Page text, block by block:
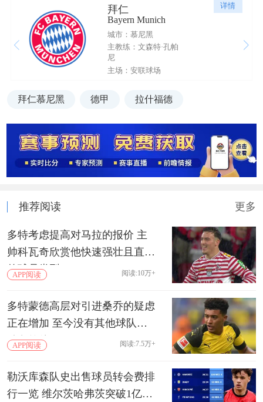
详情
拜仁
Bayern Munich
城市：慕尼黑
主教练：文森特·孔帕
尼
主场：安联球场
拜仁慕尼黑 德甲 拉什福德
推荐阅读 更多
多特考虑提高对马拉的报价 主
帅科瓦奇欣赏他快速强壮且直接
的球员类型
APP阅读 阅读:10万+
多特蒙德高层对引进桑乔的疑虑
正在增加 至今没有其他球队推
动免签他
APP阅读 阅读:7.5万+
勒沃库森队史出售球员转会费排
行一览 维尔茨哈弗茨突破1亿欧